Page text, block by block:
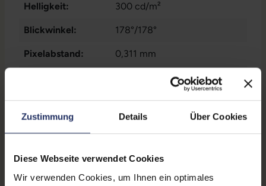
Zustimmung Details Über Cookies
Diese Webseite verwendet Cookies
Wir verwenden Cookies, um Ihnen ein optimales
Helligkeit: 300 cd/m²
Blickwinkel: 178°/178°
Pixelabstand: 0,311 mm
1920 x 1080 FHD
Reaktionszeit: 8 ms
Stromverbrauch:
Schnittstellen: 1x DisplayPort , 1x HDMI